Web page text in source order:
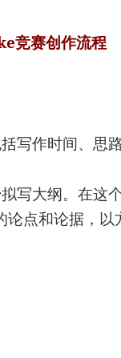
竞赛创作流程
写作时间、思
写大纲。在这
点和论据，以